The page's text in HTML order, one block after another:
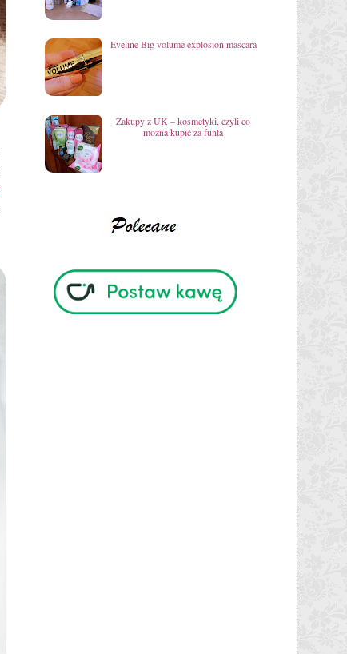
Eveline Big volume explosion mascara
Zakupy z UK – kosmetyki, czyli co
można kupić za funta